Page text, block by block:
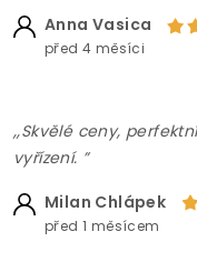
Anna Vasica
před 4 měsíci
,,Skvělé ceny,
vyřízení. ”
Milan Chlápek
před 1 měsícem